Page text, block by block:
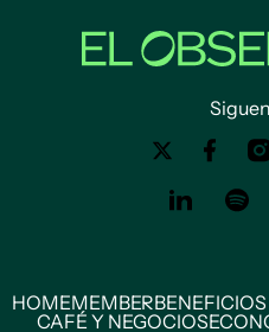
HOMEMEMBER
CAFÉ Y NEGOCIOS